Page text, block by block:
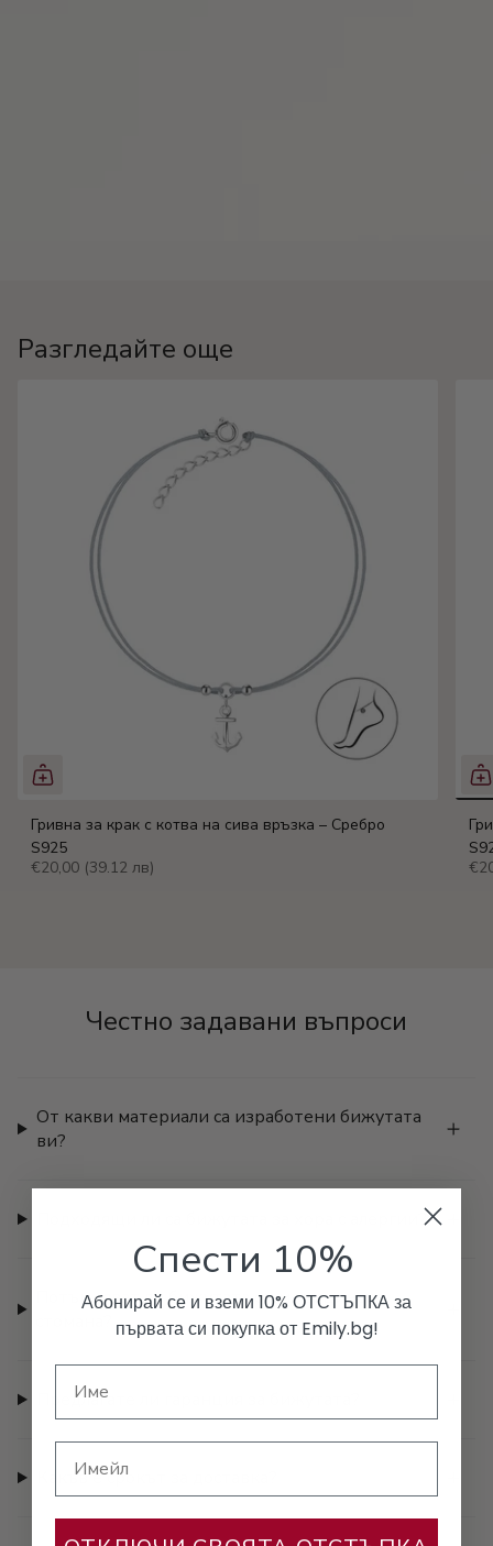
Разгледайте още
Гривна за крак с котва на сива връзка – Сребро
S925
€20,00 (39.12 лв)
Честно задавани въпроси
От какви материали са изработени бижутата
ви?
Подходящи ли са бижутата за хора с алергии?
Потъмняват ли бижутата от медицинска
Предлагате ли гаранция за бижутата?
Какъв е срокът за доставка?
Спести 10%
Абонирай се и вземи 10% ОТСТЪПКА за
първата си покупка от Emily.bg!